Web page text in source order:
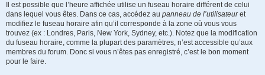
Il est possible que l’heure affichée utilise un fuseau horaire différent de celui
dans lequel vous êtes. Dans ce cas, accédez au panneau de l’utilisateuret
modifiez le fuseau horaire afin qu’il corresponde à la zone où vous vous
trouvez (ex : Londres, Paris, New York, Sydney, etc.). Notez que la modification
du fuseau horaire, comme la plupart des paramètres, n’est accessible qu’aux
membres du forum. Donc si vous n’êtes pas enregistré, c’est le bon moment
pour le faire.